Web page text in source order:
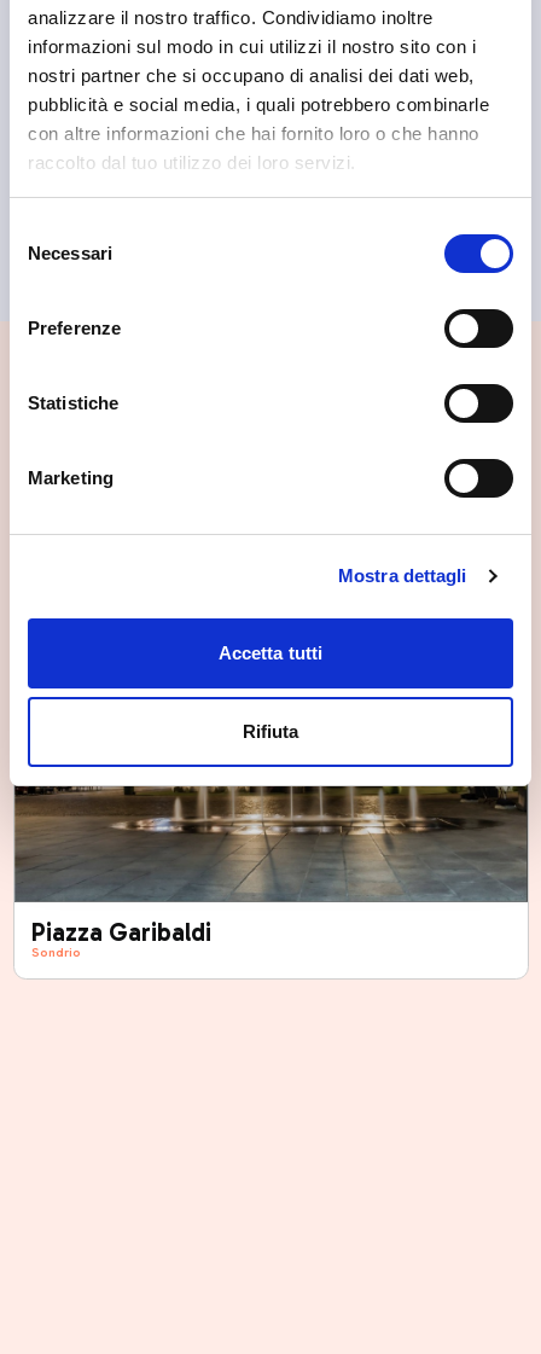
analizzare il nostro traffico. Condividiamo inoltre
informazioni sul modo in cui utilizzi il nostro sito con i
nostri partner che si occupano di analisi dei dati web,
pubblicità e social media, i quali potrebbero combinarle
con altre informazioni che hai fornito loro o che hanno
raccolto dal tuo utilizzo dei loro servizi.
delNecessari
Preferenze
Statistiche
Marketing
Mostra dettagli
Accetta tutti
Rifiuta
📍 Cosa vedere nei dintorni
spunti utili.
Piazza Garibaldi
Sondrio